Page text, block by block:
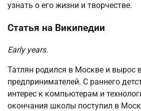
узнать о его жизни и творчестве.
Статья на Википедии
Early years.
Татлян родился в Москве и вырос
предпринимателей. С раннего
интерес к компьютерам и
окончания школы поступил в